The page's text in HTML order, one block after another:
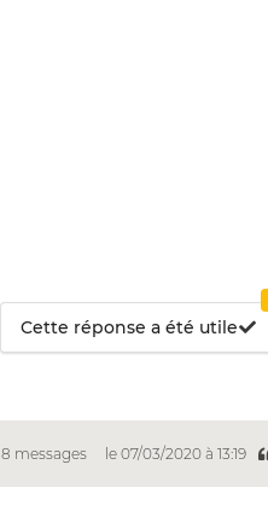
Cette réponse a été utile
8 messages le 07/03/2020 à 13:19